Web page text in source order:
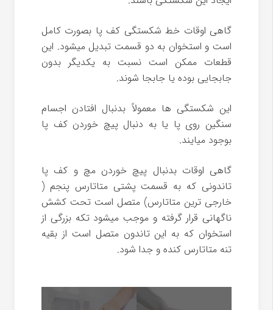
گاهی اوقات خط شکستگی کف پا بصورت کامل
است و استخوان به دو قسمت تبدیل میشود. این
قطعات ممکن است نسبت به یکدیگر بدون
جابجایی بوده یا جابجا شوند.
این شکستگی ها معمولاً بدنبال افتادن اجسام
سنگین روی پا یا به دنبال پیچ خوردن کف پا
بوجود میایند.
گاهی اوقات بدنبال پیچ خوردن مچ و کف پا
تاندونی که به قسمت پشتی متاتارس پنجم (
خارجی ترین متاتارس) متصل است تحت کشش
ناگهانی قرار گرفته و موجب میشود تکه بزرگی از
استخوان که به این تاندون متصل است از بقیه
تنه متاتارس کنده و جدا شود.